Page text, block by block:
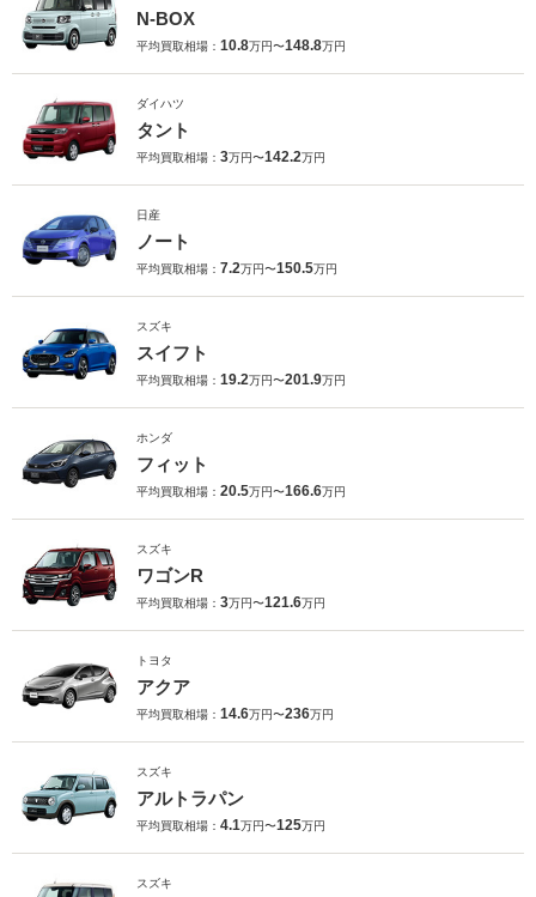
N-BOX
平均買取相場： 10.8万円〜148.8万円
ダイハツ
タント
平均買取相場： 3万円〜142.2万円
日産
ノート
平均買取相場： 7.2万円〜150.5万円
スズキ
スイフト
平均買取相場： 19.2万円〜201.9万円
ホンダ
フィット
平均買取相場： 20.5万円〜166.6万円
スズキ
ワゴンR
平均買取相場： 3万円〜121.6万円
トヨタ
アクア
平均買取相場： 14.6万円〜236万円
スズキ
アルトラパン
平均買取相場： 4.1万円〜125万円
スズキ